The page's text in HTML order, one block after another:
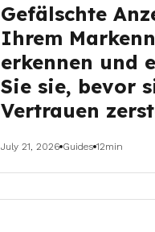
Gefälschte
Ihrem
erkennen und
Sie sie, bevor
Vertrauen
July 21, 2026 Guides 12min